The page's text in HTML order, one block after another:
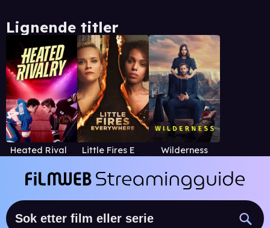
Lignende titler
Heated Rivalry Little Fires Everywhere Wilderness